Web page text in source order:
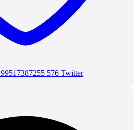
576 Twitter